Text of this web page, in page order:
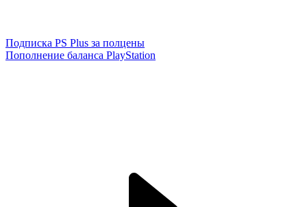
Подписка PS Plus за полцены
Пополнение баланса PlayStation